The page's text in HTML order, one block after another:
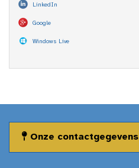
LinkedIn
Google
Windows Live
Onze contactgegevens